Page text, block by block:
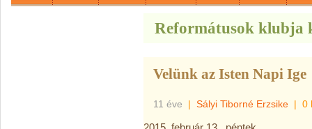
Reformátusok klubja
Velünk az Isten Napi Ige
11 éve | Sályi Tiborné Erzsike | 0